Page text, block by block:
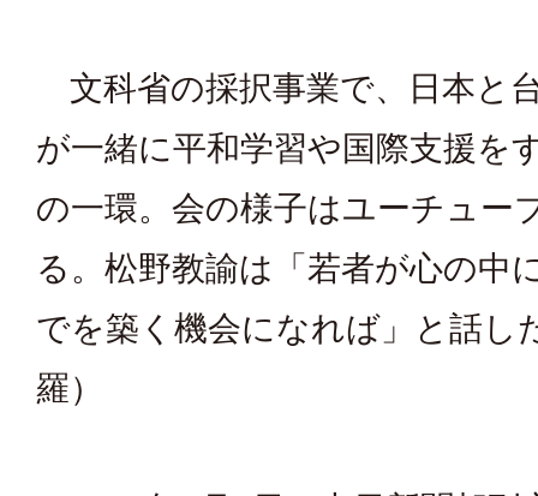
文科省の採択事業で、日本と
が一緒に平和学習や国際支援を
の一環。会の様子はユーチュー
る。松野教諭は「若者が心の中
でを築く機会になれば」と話し
羅）